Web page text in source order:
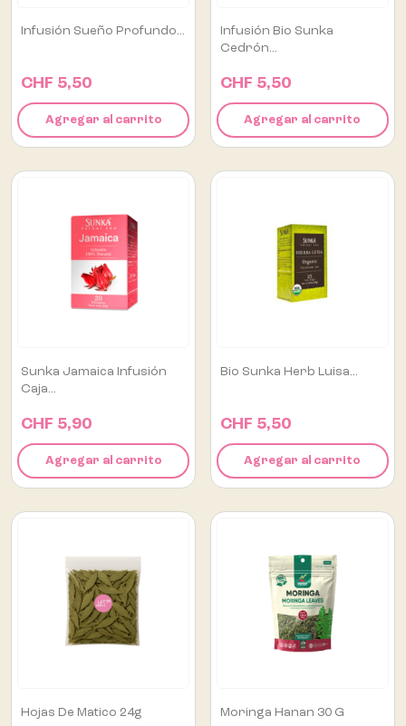
Infusión Sueño Profundo...
CHF 5,50
Agregar al carrito
Infusión Bio Sunka
Cedrón...
CHF 5,50
Agregar al carrito
Sunka Jamaica Infusión
Caja...
CHF 5,90
Agregar al carrito
Bio Sunka Herb Luisa...
CHF 5,50
Agregar al carrito
Hojas De Matico 24g Moringa Hanan 30 G